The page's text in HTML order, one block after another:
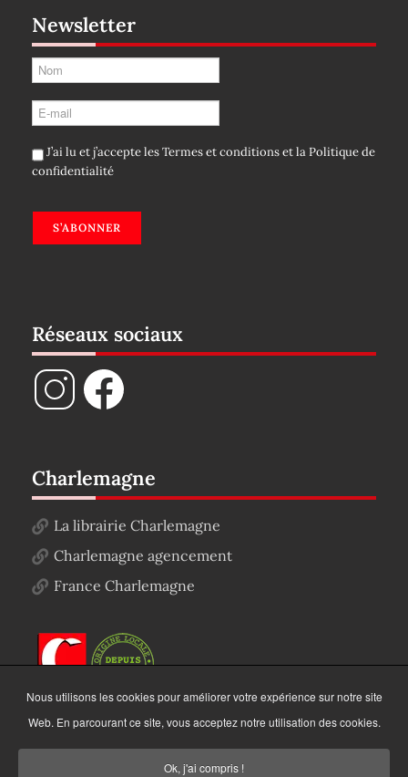
Newsletter
J’ai lu et j’accepte lesTermes et conditionset laPolitique de
confidentialité
S’ABONNER
Réseaux sociaux
Charlemagne
La librairie Charlemagne
Charlemagne agencement
France Charlemagne
Nous utilisons les cookies pour améliorer votre expérience sur notre site
Web. En parcourant ce site, vous acceptez notre utilisation des cookies.
Ok, j'ai compris !